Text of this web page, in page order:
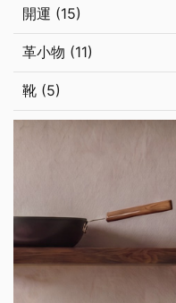
開運 (15)
革小物 (11)
靴 (5)